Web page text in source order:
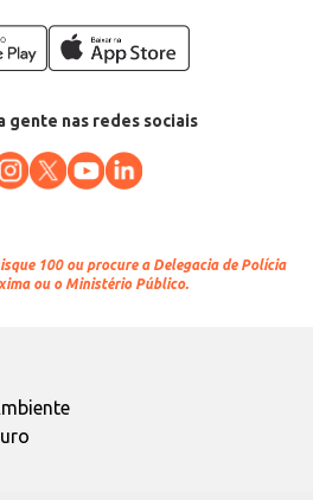
gente nas redes sociais
100 ou procure a Delegacia de Polícia
ou o Ministério Público.